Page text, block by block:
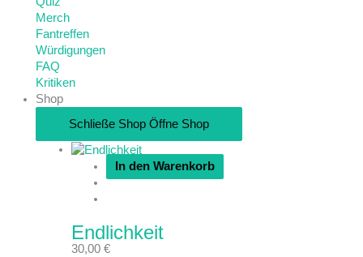
Merch
Fantreffen
Würdigungen
FAQ
Kritiken
Shop
Schließe Shop Öffne Shop
In den Warenkorb
Endlichkeit
30,00 €